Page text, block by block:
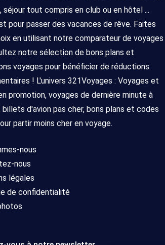
séjour tout compris en club ou en hôtel ...
pour passer des vacances de rêve. Faites
en utilisant notre comparateur de voyages
notre sélection de bons plans et
voyages pour bénéficier de réductions
! L'univers 321Voyages : Voyages et
promotion, voyages de dernière minute à
billets d'avion pas cher, bons plans et codes
partir moins cher en voyage.
nous
nous
légales
de confidentialité